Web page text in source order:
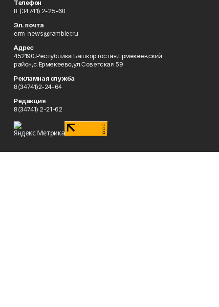
Телефон
8 (34741) 2-25-60
Эл. почта
erm-news@rambler.ru
Адрес
452190,Республика Башкортостан,Ермекеевский
район,с.Ермекеево,ул.Советская 59
Рекламная служба
8(34741)2-24-64
Редакция
8(34741) 2-21-62